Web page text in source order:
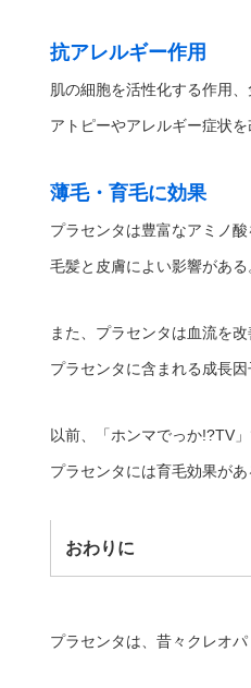
抗アレルギー作用
肌の細胞を活性化する作用
アトピーやアレルギー症状を
薄毛・育毛に効果
プラセンタは豊富なアミノ
毛髪と皮膚によい影響がある
また、プラセンタは血流を
プラセンタに含まれる成長
以前、「ホンマでっか!?TV
プラセンタには育毛効果が
おわりに
プラセンタは、昔々クレオ